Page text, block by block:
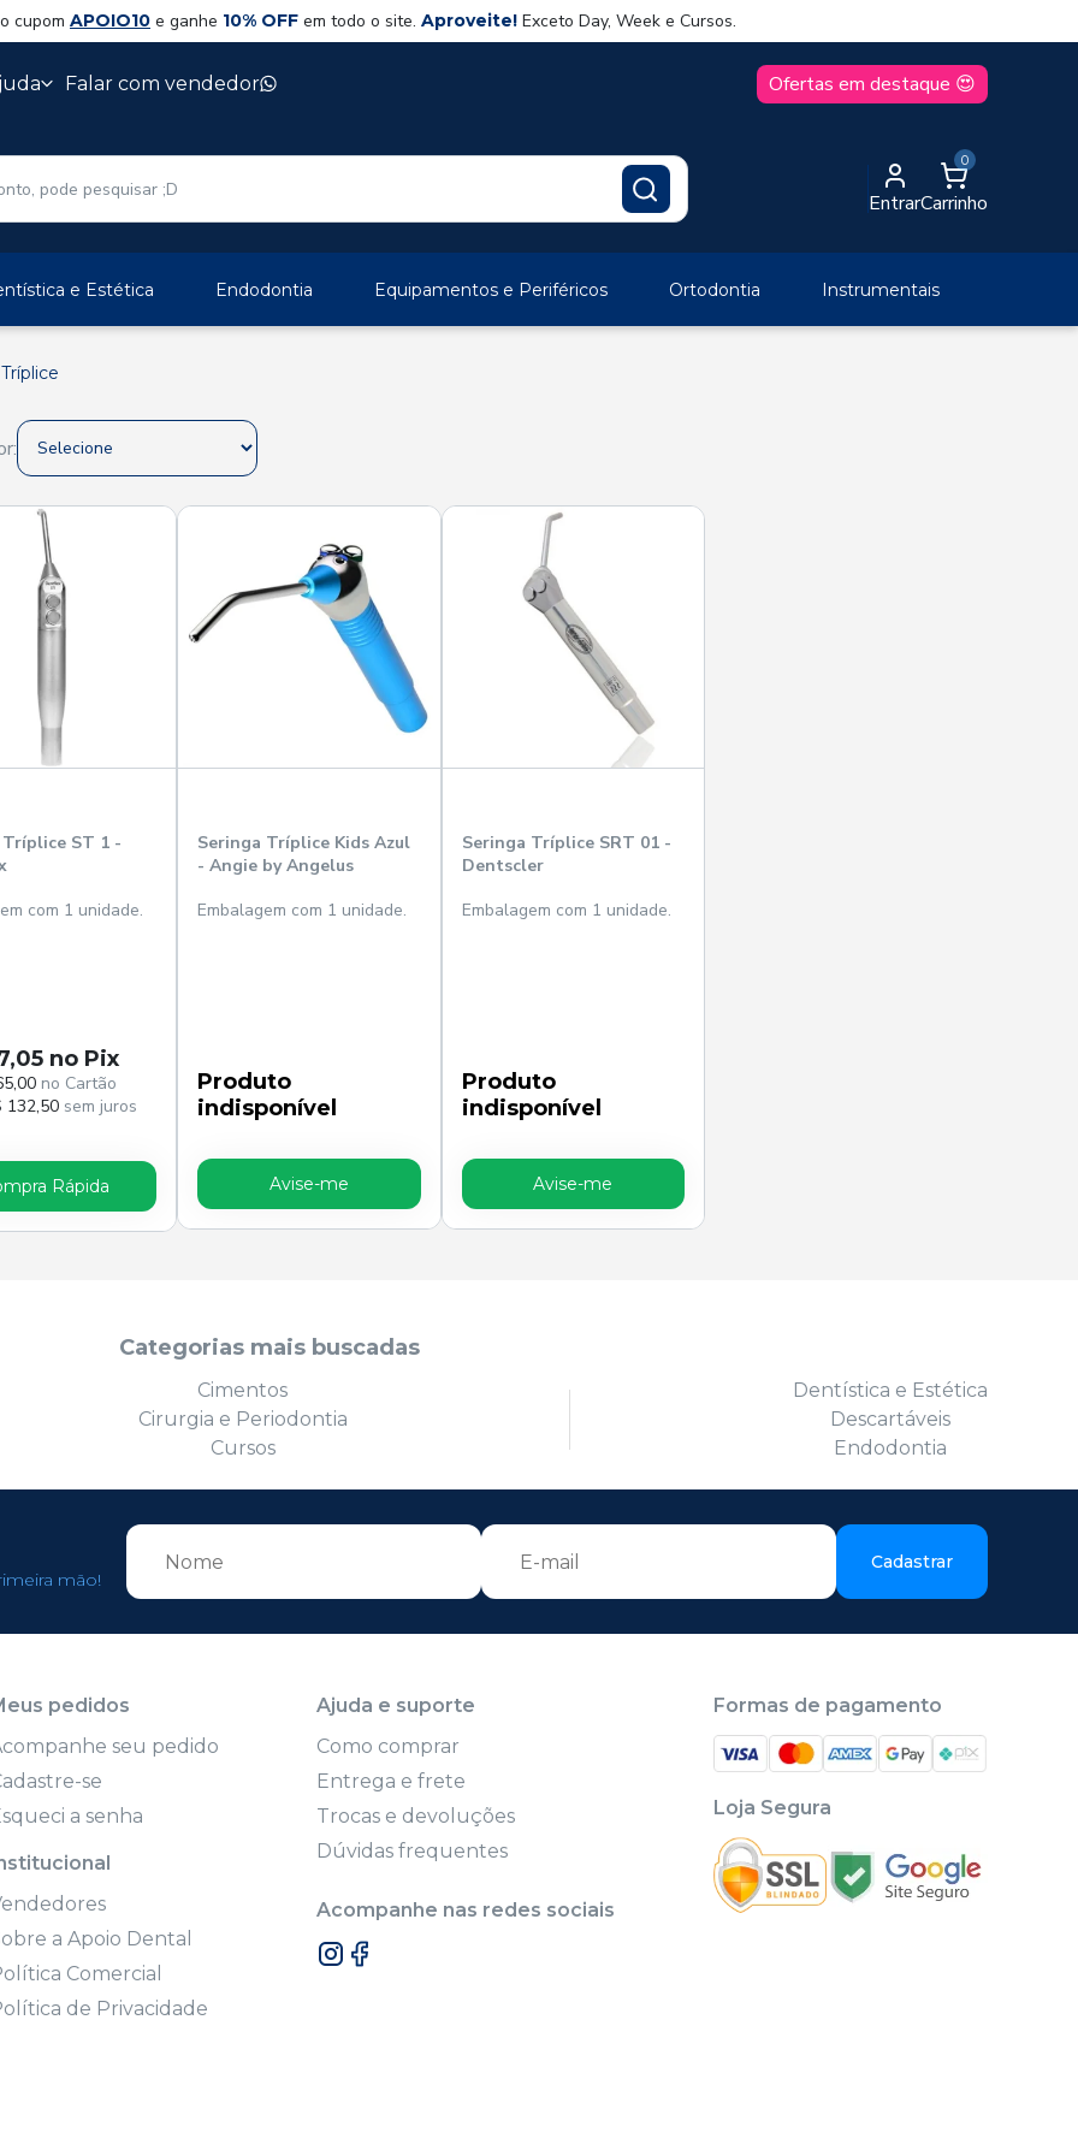
cupom APOIO10 e ganhe 10% OFF em todo o site. Aproveite! Exceto Day, Week e Cursos.
Falar com vendedor Ofertas em destaque 😍
Entrar
0
Carrinho
e Estética Endodontia Equipamentos e Periféricos Ortodontia Instrumentais
ST 1 -
com 1 unidade.
no Pix
no Cartão
132,50 sem juros
Rápida
Seringa Tríplice Kids Azul
- Angie by Angelus
Embalagem com 1 unidade.
Produto
indisponível
Avise-me
Seringa Tríplice SRT 01 -
Dentscler
Embalagem com 1 unidade.
Produto
indisponível
Avise-me
Categorias mais buscadas
Cimentos
Cirurgia e Periodontia
Cursos
Dentística e Estética
Descartáveis
Endodontia
mão!
Cadastrar
pedidos
seu pedido
se
a senha
a Apoio Dental
Comercial
de Privacidade
Ajuda e suporte
Como comprar
Entrega e frete
Trocas e devoluções
Dúvidas frequentes
Acompanhe nas redes sociais
Formas de pagamento
Loja Segura